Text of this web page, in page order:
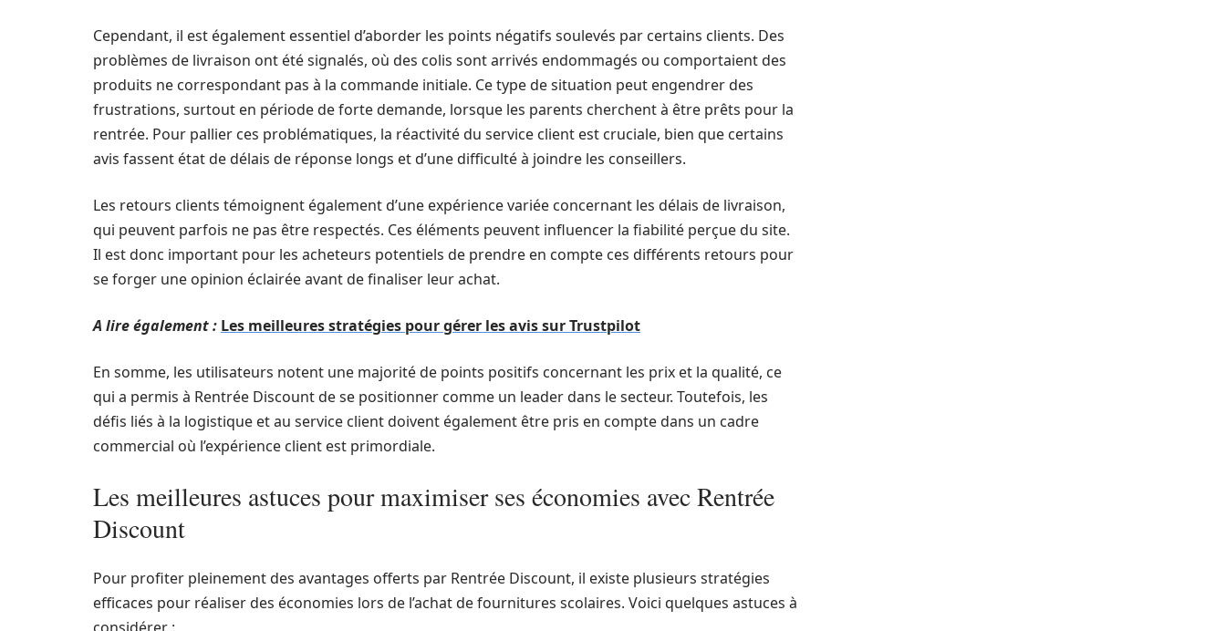
Cependant, il est également essentiel d’aborder les points négatifs soulevés par certains clients. Des
problèmes de livraison ont été signalés, où des colis sont arrivés endommagés ou comportaient des
produits ne correspondant pas à la commande initiale. Ce type de situation peut engendrer des
frustrations, surtout en période de forte demande, lorsque les parents cherchent à être prêts pour la
rentrée. Pour pallier ces problématiques, la réactivité du service client est cruciale, bien que certains
avis fassent état de délais de réponse longs et d’une difficulté à joindre les conseillers.
Les retours clients témoignent également d’une expérience variée concernant les délais de livraison,
qui peuvent parfois ne pas être respectés. Ces éléments peuvent influencer la fiabilité perçue du site.
Il est donc important pour les acheteurs potentiels de prendre en compte ces différents retours pour
se forger une opinion éclairée avant de finaliser leur achat.
A lire également : Les meilleures stratégies pour gérer les avis sur Trustpilot
En somme, les utilisateurs notent une majorité de points positifs concernant les prix et la qualité, ce
qui a permis à Rentrée Discount de se positionner comme un leader dans le secteur. Toutefois, les
défis liés à la logistique et au service client doivent également être pris en compte dans un cadre
commercial où l’expérience client est primordiale.
Les meilleures astuces pour maximiser ses économies avec Rentrée
Discount
Pour profiter pleinement des avantages offerts par Rentrée Discount, il existe plusieurs stratégies
efficaces pour réaliser des économies lors de l’achat de fournitures scolaires. Voici quelques astuces à